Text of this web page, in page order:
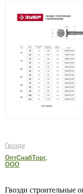
Гвозди
ОптСнабТорг,
ООО
Гвозди строительные